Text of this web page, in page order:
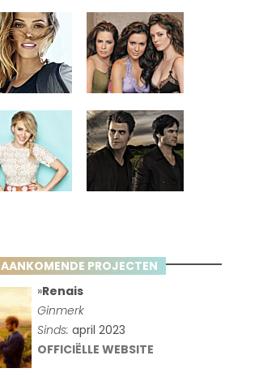
AANKOMENDE PROJECTEN
»Renais
Ginmerk
Sinds:april 2023
OFFICIËLLE WEBSITE